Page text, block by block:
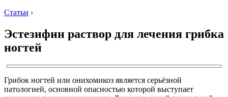
Статьи ›
Эстезифин раствор для лечения грибка
ногтей
Грибок ногтей или онихомикоз является серьёзной
патологией, основной опасностью которой выступает